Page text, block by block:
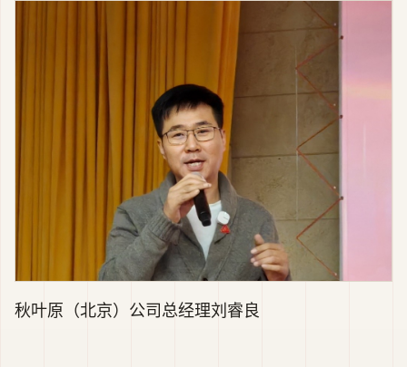
秋叶原（北京）公司总经理刘睿良